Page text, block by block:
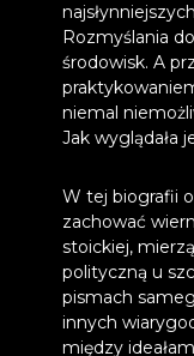
Rozmyślania
środowisk. A
niemal
Jak wyglądała
W tej biografii
zachować
stoickiej,
polityczną u
pismach
innych
między